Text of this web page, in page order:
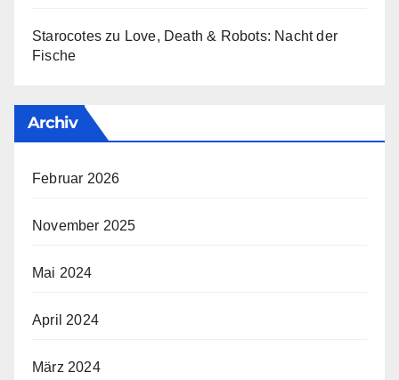
Starocotes zu Love, Death & Robots: Nacht der
Fische
Archiv
Februar 2026
November 2025
Mai 2024
April 2024
März 2024